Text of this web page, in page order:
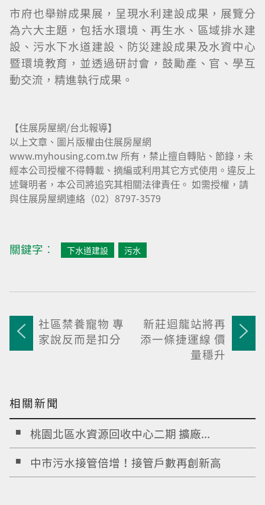
市府也舉辦成果展，呈現水利建設成果，展覽分
為六大主題，包括水環境、再生水、區域排水建
設、污水下水道建設、防災建設成果及水資中心
暨環境教育，並透過研討會，鼓勵產、官、學互
動交流，精進執行成果。
【住展房屋網/台北報導】
以上文章、圖片版權由住展房屋網
www.myhousing.com.tw 所有，禁止擅自轉貼、節錄，未
經本公司授權不得轉載、摘編或利用其它方式使用。違反上
述聲明者，本公司將追究其相關法律責任。 如需授權，請
與住展房屋網連絡（02）8797-3579
關鍵字︰ 下水道建設 污水
社區禁養寵物 專
家說反而是扣分
新莊迴龍站將再
添一條捷運線 價
量穩升
相關新聞
桃園北區水資源回收中心二期 擴廠...
中市污水接管倍增！接管戶數再創新高